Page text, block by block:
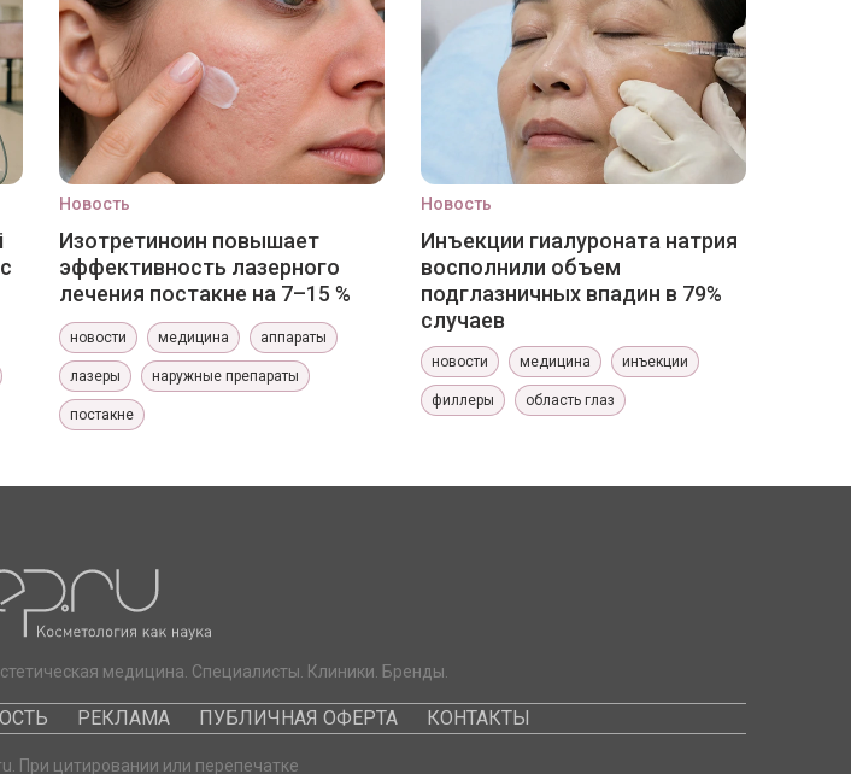
Новость
Изотретиноин повышает
эффективность лазерного
лечения постакне на 7–15 %
новости медицина аппараты
лазеры наружные препараты
постакне
Новость
Инъекции гиалуроната натрия
восполнили объем
подглазничных впадин в 79%
случаев
новости медицина инъекции
филлеры область глаз
медицина. Специалисты. Клиники. Бренды.
РЕКЛАМА ПУБЛИЧНАЯ ОФЕРТА КОНТАКТЫ
При цитировании или перепечатке